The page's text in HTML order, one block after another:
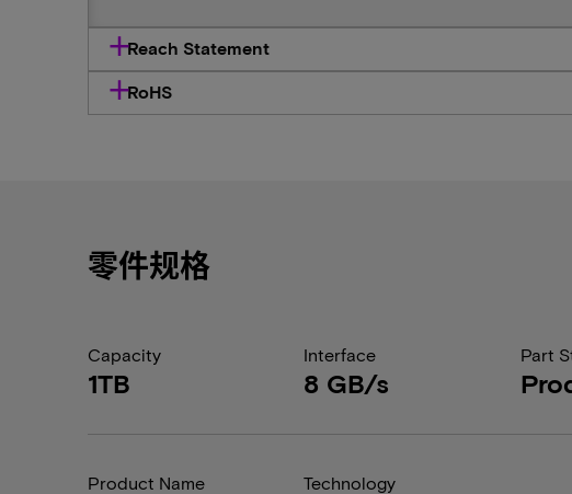
Reach Statement
RoHS
零件规格
Capacity
1TB
Interface
8 GB/s
Part
Product Name Technology